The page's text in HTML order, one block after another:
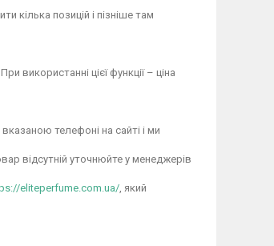
кілька позицій і пізніше там
цієї функції – ціна
телефоні на сайті і ми
відсутній уточнюйте у менеджерів
eliteperfume.com.ua/, який